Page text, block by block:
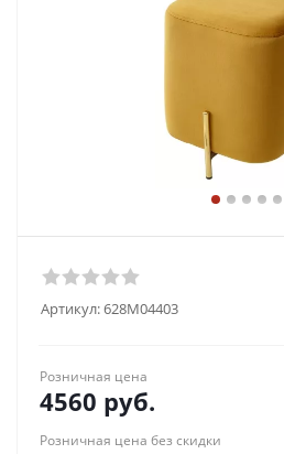
Артикул:628M04403
Розничная цена
4560 руб.
Розничная цена без скидки